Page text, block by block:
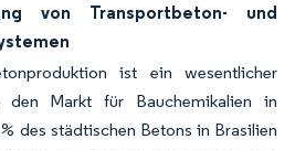
von Transportbeton- und
ist ein wesentlicher
den Markt für Bauchemikalien in
des städtischen Betons in Brasilien